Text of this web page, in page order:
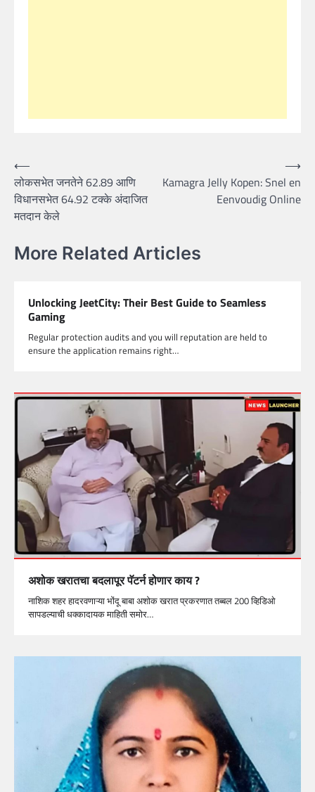
Post
navigation
⟵
लोकसभेत जनतेने 62.89 आणि
विधानसभेत 64.92 टक्के अंदाजित
मतदान केले
Kamagra Jelly Kopen: Snel en
Eenvoudig Online
⟶
More Related Articles
Unlocking JeetCity: Their Best Guide to Seamless
Gaming
Regular protection audits and you will reputation are held to
ensure the application remains right…
अशोक खरातचा बदलापूर पॅटर्न होणार काय ?
नाशिक शहर हादरवणाऱ्या भोंदू बाबा अशोक खरात प्रकरणात तब्बल 200 व्हिडिओ
सापडल्याची धक्कादायक माहिती समोर…